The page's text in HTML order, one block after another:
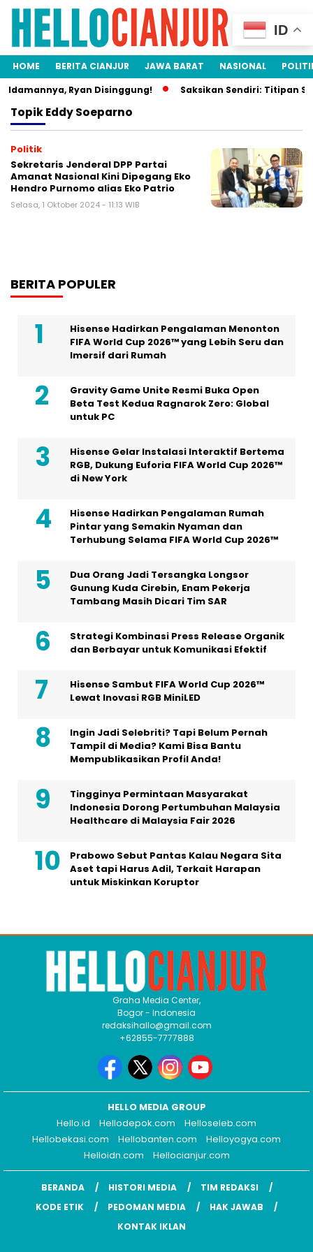
HOME BERITA CIANJUR JAWA BARAT NASIONAL
Idamannya, Ryan Disinggung!
Saksikan Sendiri: Titipan
TopikEddy Soeparno
Politik
Sekretaris Jenderal DPP Partai
Amanat Nasional Kini Dipegang Eko
Hendro Purnomo alias Eko Patrio
Selasa, 1 Oktober 2024 - 11:13 WIB
BERITA POPULER
Hisense Hadirkan Pengalaman Menonton
FIFA World Cup 2026™ yang Lebih Seru dan
Imersif dari Rumah
Gravity Game Unite Resmi Buka Open
Beta Test Kedua Ragnarok Zero: Global
untuk PC
Hisense Gelar Instalasi Interaktif Bertema
RGB, Dukung Euforia FIFA World Cup 2026™
di New York
Hisense Hadirkan Pengalaman Rumah
Pintar yang Semakin Nyaman dan
Terhubung Selama FIFA World Cup 2026™
Dua Orang Jadi Tersangka Longsor
Gunung Kuda Cirebin, Enam Pekerja
Tambang Masih Dicari Tim SAR
Strategi Kombinasi Press Release Organik
dan Berbayar untuk Komunikasi Efektif
Hisense Sambut FIFA World Cup 2026™
Lewat Inovasi RGB MiniLED
Ingin Jadi Selebriti? Tapi Belum Pernah
Tampil di Media? Kami Bisa Bantu
Mempublikasikan Profil Anda!
Tingginya Permintaan Masyarakat
Indonesia Dorong Pertumbuhan Malaysia
Healthcare di Malaysia Fair 2026
Prabowo Sebut Pantas Kalau Negara Sita
Aset tapi Harus Adil, Terkait Harapan
untuk Miskinkan Koruptor
ID
Graha Media Center,
Bogor - Indonesia
redaksihallo@gmail.com
+62855-7777888
HELLO MEDIA GROUP
Hello.id
Hellodepok.com
Helloseleb.com
Hellobekasi.com
Hellobanten.com
Helloyogya.com
Helloidn.com
Hellocianjur.com
BERANDA HISTORI MEDIA
TIM REDAKSI
KODE ETIK
PEDOMAN MEDIA
HAK JAWAB
KONTAK IKLAN